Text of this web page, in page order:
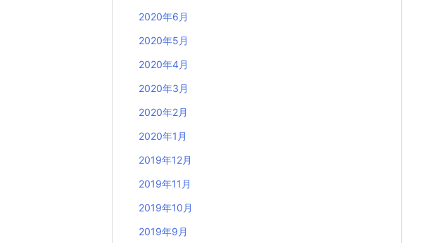
2020年6月
2020年5月
2020年4月
2020年3月
2020年2月
2020年1月
2019年12月
2019年11月
2019年10月
2019年9月